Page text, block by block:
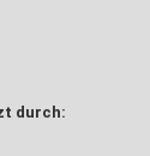
durch: